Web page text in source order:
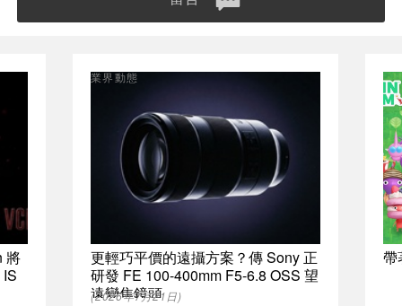
將
更輕巧平價的遠攝方案？傳 Sony 正
研發 FE 100-400mm F5-6.8 OSS 望
遠變焦鏡頭
業界動態
(2026年7月21日)
帶